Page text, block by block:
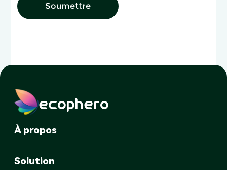
Soumettre
ecophero
À propos
Solution